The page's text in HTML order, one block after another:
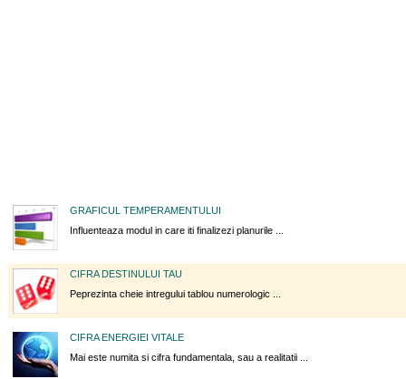
GRAFICUL TEMPERAMENTULUI
Influenteaza modul in care iti finalizezi planurile ...
CIFRA DESTINULUI TAU
Peprezinta cheie intregului tablou numerologic ...
CIFRA ENERGIEI VITALE
Mai este numita si cifra fundamentala, sau a realitatii ...